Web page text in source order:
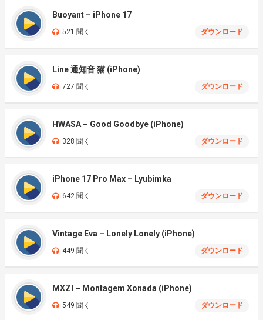
Buoyant – iPhone 17
521 聞く ダウンロード
Line 通知音 猫 (iPhone)
727 聞く ダウンロード
HWASA – Good Goodbye (iPhone)
328 聞く ダウンロード
iPhone 17 Pro Max – Lyubimka
642 聞く ダウンロード
Vintage Eva – Lonely Lonely (iPhone)
449 聞く ダウンロード
MXZI – Montagem Xonada (iPhone)
549 聞く ダウンロード